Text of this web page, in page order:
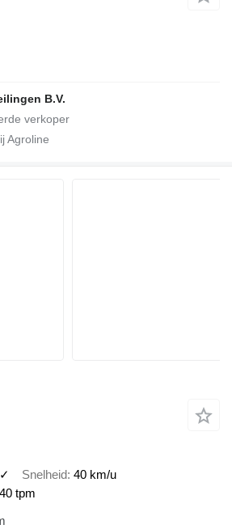
B.V.
Agroline
✓ Snelheid 40 km/u
tpm